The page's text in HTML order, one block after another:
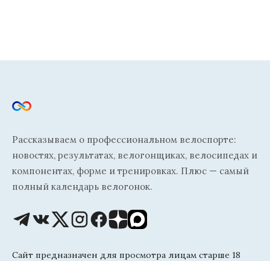
Рассказываем о профессиональном велоспорте:
новостях, результатах, велогонщиках, велосипедах и
компонентах, форме и тренировках. Плюс — самый
полный календарь велогонок.
Сайт предназначен для просмотра лицам старше 18